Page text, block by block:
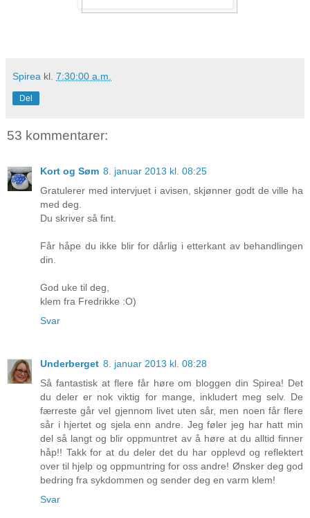
Spirea kl. 7:30:00 a.m.
Del
53 kommentarer:
Kort og Søm 8. januar 2013 kl. 08:25
Gratulerer med intervjuet i avisen, skjønner godt de ville ha
med deg.
Du skriver så fint.
Får håpe du ikke blir for dårlig i etterkant av behandlingen
din.
God uke til deg,
klem fra Fredrikke :O)
Svar
Underberget 8. januar 2013 kl. 08:28
Så fantastisk at flere får høre om bloggen din Spirea! Det
du deler er nok viktig for mange, inkludert meg selv. De
færreste går vel gjennom livet uten sår, men noen får flere
sår i hjertet og sjela enn andre. Jeg føler jeg har hatt min
del så langt og blir oppmuntret av å høre at du alltid finner
håp!! Takk for at du deler det du har opplevd og reflektert
over til hjelp og oppmuntring for oss andre! Ønsker deg god
bedring fra sykdommen og sender deg en varm klem!
Svar